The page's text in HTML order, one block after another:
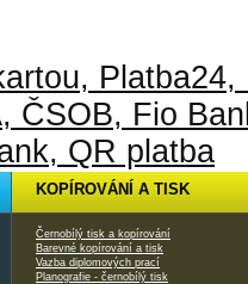
KOPÍROVÁNÍ A TISK
Černobílý tisk a kopírování
Barevné kopírování a tisk
Vazba diplomových prací
Planografie - černobílý tisk